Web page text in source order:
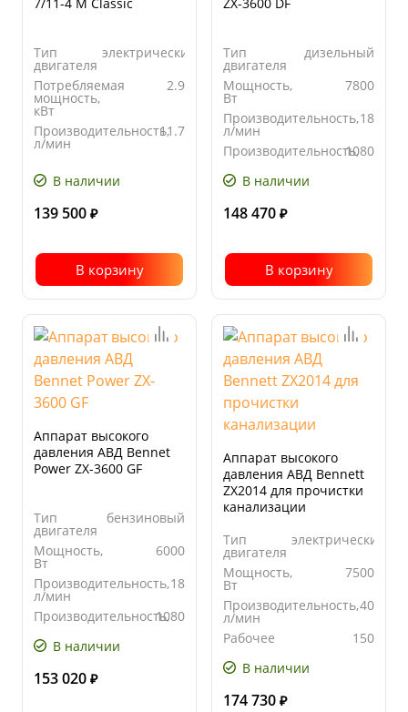
7/11-4 M Classic
Тип
двигателя
электрический
Потребляемая
мощность,
кВт
2.9
Производительность,
л/мин
11.7
л/часВ наличии
139 500 ₽
В корзину
ZX-3600 DF
Тип
двигателя
дизельный
Мощность,
Вт
7800
Производительность,
л/мин
18
Производительность,
л/час
1080
В наличии
148 470 ₽
В корзину
Аппарат высокого
давления АВД Bennet
Power ZX-3600 GF
Тип
двигателя
бензиновый
Мощность,
Вт
6000
Производительность,
л/мин
18
Производительность,
л/час
1080
В наличии
153 020 ₽
Аппарат высокого
давления АВД Bennett
ZX2014 для прочистки
канализации
Тип
двигателя
электрический
Мощность,
Вт
7500
Производительность,
л/мин
40
Рабочее
бар
150
В наличии
174 730 ₽